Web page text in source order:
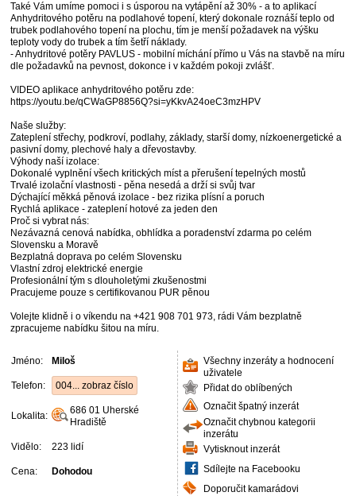
Také Vám umíme pomoci i s úsporou na vytápění až 30% - a to aplikací
Anhydritového potěru na podlahové topení, který dokonale roznáší teplo od
trubek podlahového topení na plochu, tím je menší požadavek na výšku
teploty vody do trubek a tím šetří náklady.
- Anhydritové potěry PAVLUS - mobilní míchání přímo u Vás na stavbě na míru
dle požadavků na pevnost, dokonce i v každém pokoji zvlášť.
VIDEO aplikace anhydritového potěru zde:
https://youtu.be/qCWaGP8856Q?si=yKkvA24oeC3mzHPV
Naše služby:
Zateplení střechy, podkroví, podlahy, základy, starší domy, nízkoenergetické a
pasivní domy, plechové haly a dřevostavby.
Výhody naší izolace:
Dokonalé vyplnění všech kritických míst a přerušení tepelných mostů
Trvalé izolační vlastnosti - pěna nesedá a drží si svůj tvar
Dýchající měkká pěnová izolace - bez rizika plísní a poruch
Rychlá aplikace - zateplení hotové za jeden den
Proč si vybrat nás:
Nezávazná cenová nabídka, obhlídka a poradenství zdarma po celém
Slovensku a Moravě
Bezplatná doprava po celém Slovensku
Vlastní zdroj elektrické energie
Profesionální tým s dlouholetými zkušenostmi
Pracujeme pouze s certifikovanou PUR pěnou
Volejte klidně i o víkendu na +421 908 701 973, rádi Vám bezplatně
zpracujeme nabídku šitou na míru.
Jméno: Miloš
Telefon: 004... zobraz číslo
Lokalita: 686 01 Uherské
Hradiště
Vidělo: 223 lidí
Cena: Dohodou
Všechny inzeráty a hodnocení
uživatele
Přidat do oblíbených
Označit špatný inzerát
Označit chybnou kategorii
inzerátu
Vytisknout inzerát
Sdílejte na Facebooku
Doporučit kamarádovi